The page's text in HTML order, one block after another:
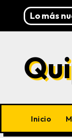
Lo más
Inicio